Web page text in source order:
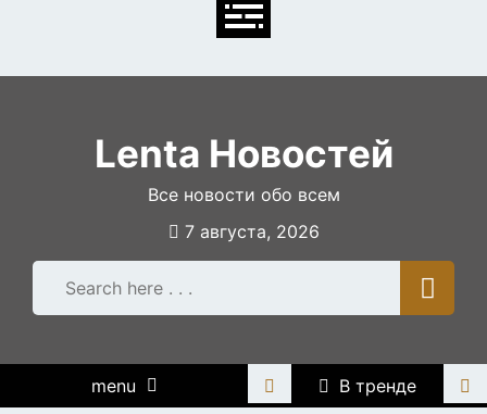
Lenta Новостей
Все новости обо всем
7 августа, 2026
menu В тренде